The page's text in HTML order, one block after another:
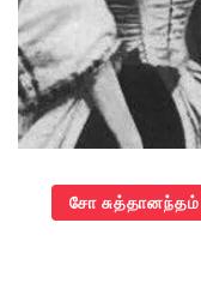
சோ சுத்தானந்தம்